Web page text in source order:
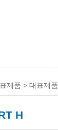
제품 > 대표제품
H